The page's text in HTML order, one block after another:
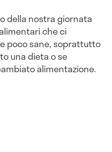
della nostra giornata
che ci
poco sane, soprattutto
una dieta o se
alimentazione.